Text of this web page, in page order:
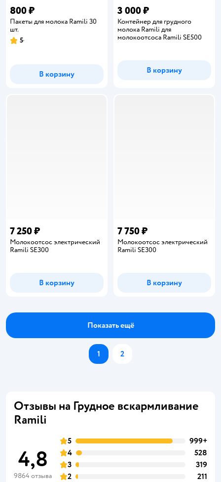
800 ₽
Пакеты для молока Ramili 30
шт.
Рейтинг:
5
В корзину
3 000 ₽
Контейнер для грудного
молока Ramili для
молокоотсоса Ramili SE500
В корзину
7 250 ₽
Молокоотсос электрический
Ramili SE300
В корзину
7 750 ₽
Молокоотсос электрический
Ramili SE300
В корзину
Показать ещё
1 2
Отзывы на Грудное вскармливание
Ramili
4,8
9864 отзыва
5
999+
4
528
3
319
2
211